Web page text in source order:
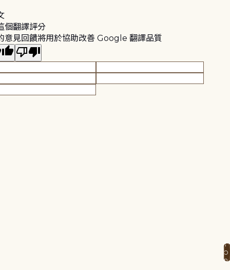
個翻譯評分
意見回饋將用於協助改善 Google 翻譯品質